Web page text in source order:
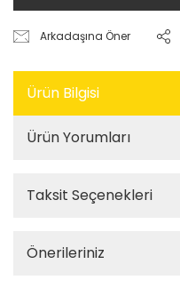
Arkadaşına Öner
Ürün Bilgisi
Ürün Yorumları
Taksit Seçenekleri
Önerileriniz